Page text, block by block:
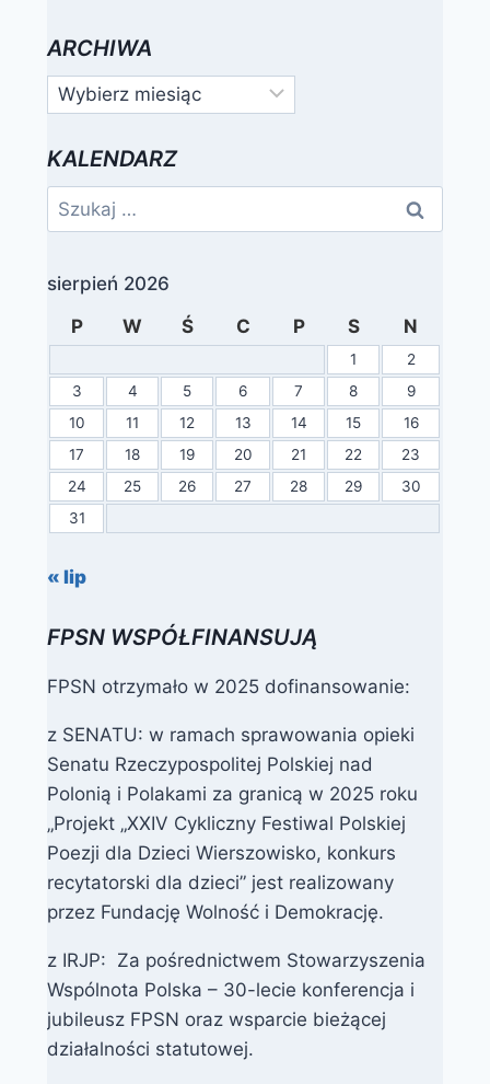
ARCHIWA
Archiwa
KALENDARZ
Szukaj:
sierpień 2026
P
W Ś C P S N
1
2
3
4 5 6 7 8
9
10
11 12 13 14 15
16
17
18 19 20 21 22
23
24
25 26 27 28 29
30
31
« lip
FPSN WSPÓŁFINANSUJĄ
FPSN otrzymało w 2025 dofinansowanie:
z SENATU: w ramach sprawowania opieki
Senatu Rzeczypospolitej Polskiej nad
Polonią i Polakami za granicą w 2025 roku
„Projekt „XXIV Cykliczny Festiwal Polskiej
Poezji dla Dzieci Wierszowisko, konkurs
recytatorski dla dzieci” jest realizowany
przez Fundację Wolność i Demokrację.
z IRJP: Za pośrednictwem Stowarzyszenia
Wspólnota Polska – 30-lecie konferencja i
jubileusz FPSN oraz wsparcie bieżącej
działalności statutowej.